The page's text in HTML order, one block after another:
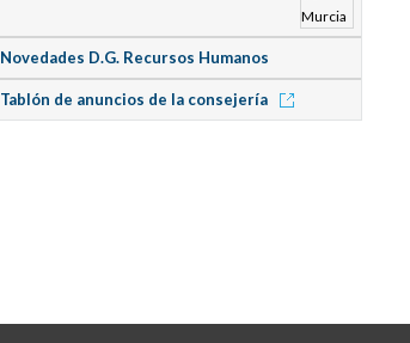
Novedades D.G. Recursos Humanos
Tablón de anuncios de la consejería